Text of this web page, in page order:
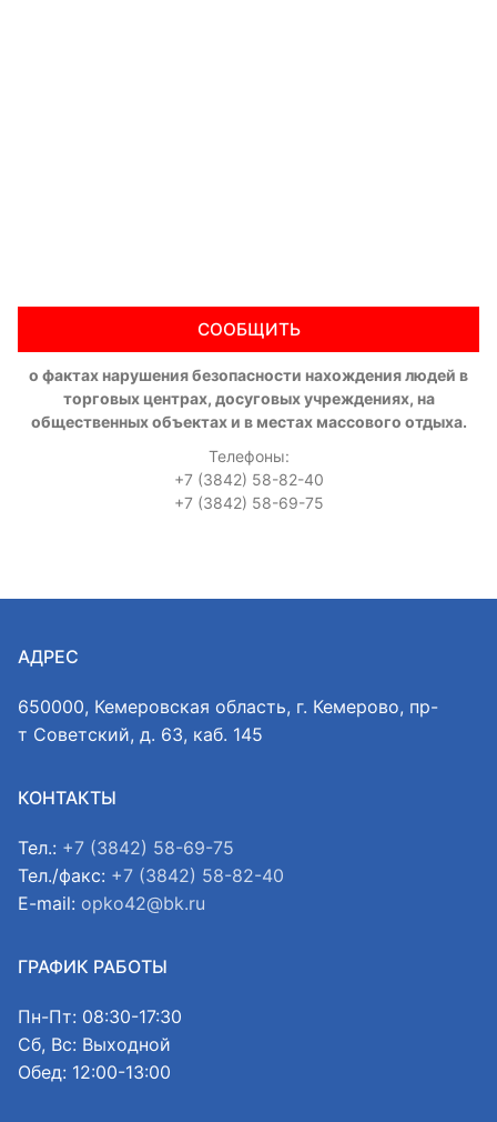
СООБЩИТЬ
о фактах нарушения безопасности нахождения людей в
торговых центрах, досуговых учреждениях, на
общественных объектах и в местах массового отдыха.
Телефоны:
+7 (3842) 58-82-40
+7 (3842) 58-69-75
АДРЕС
650000, Кемеровская область, г. Кемерово, пр-
т Советский, д. 63, каб. 145
КОНТАКТЫ
Тел.: +7 (3842) 58-69-75
Тел./факс: +7 (3842) 58-82-40
E-mail: opko42@bk.ru
ГРАФИК РАБОТЫ
Пн-Пт: 08:30-17:30
Сб, Вс: Выходной
Обед: 12:00-13:00